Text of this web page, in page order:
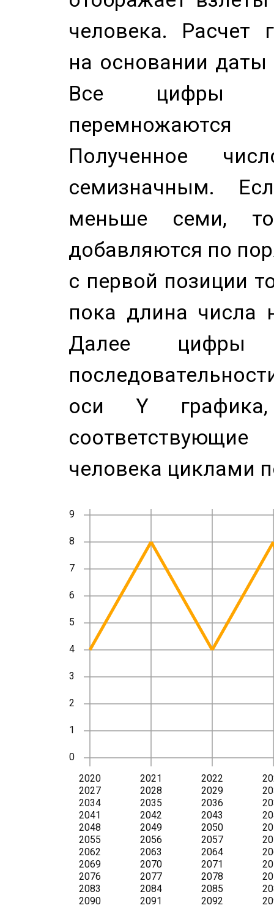
человека. Расчет
на основании
Все цифры
Полученное
семизначным.
меньше семи,
добавляются по
с первой позиции
пока длина числа
Далее цифры
оси Y
человека циклами